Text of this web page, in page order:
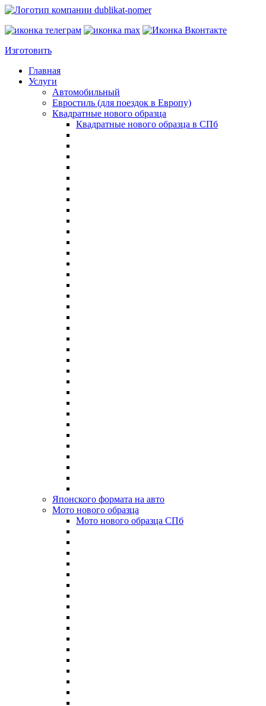
Изготовить
Главная
Услуги
Автомобильный
Евростиль (для поездок в Европу)
Квадратные нового образца
Квадратные нового образца в СПб
Японского формата на авто
Мото нового образца
Мото нового образца СПб